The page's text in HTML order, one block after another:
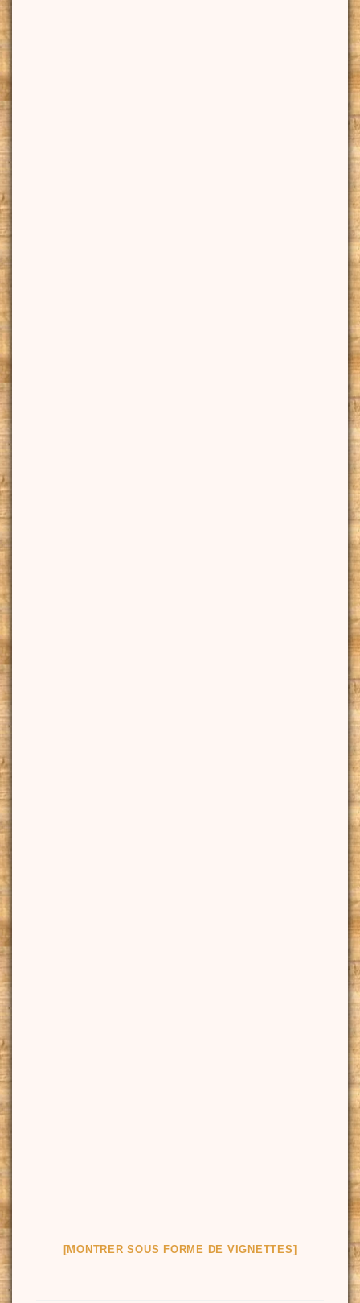
[MONTRER SOUS FORME DE VIGNETTES]